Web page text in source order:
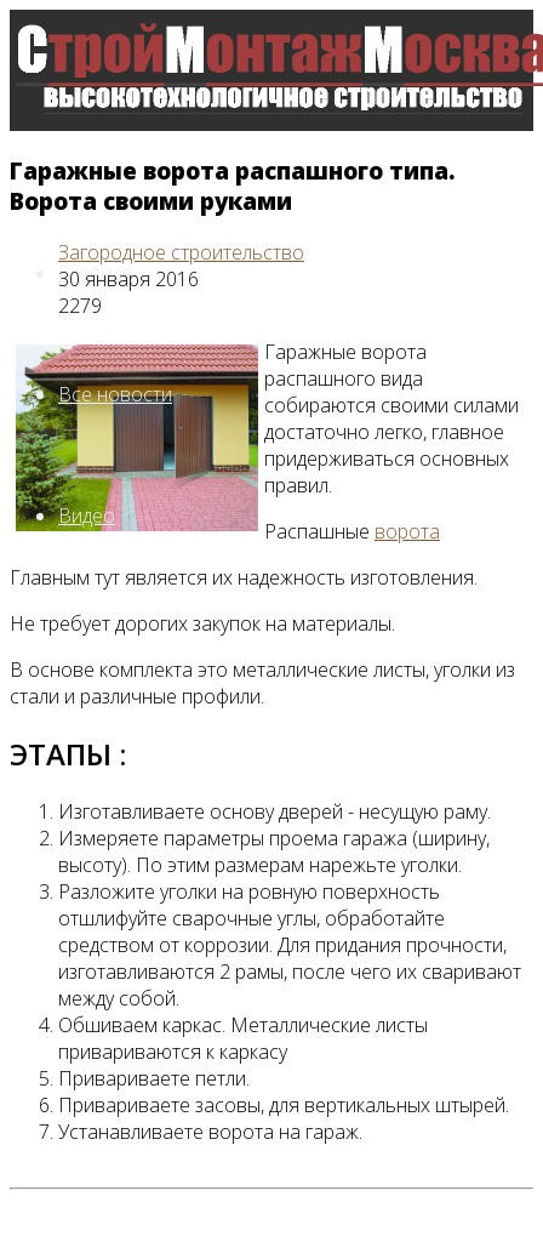
Главная
Все новости
Видео
Гаражные ворота распашного типа.
Ворота своими руками
Загородное строительство
30 января 2016
2279
Гаражные ворота
распашного вида
собираются своими силами
достаточно легко, главное
придерживаться основных
правил.
Распашные ворота
Главным тут является их надежность изготовления.
Не требует дорогих закупок на материалы.
В основе комплекта это металлические листы, уголки из
стали и различные профили.
ЭТАПЫ :
Изготавливаете основу дверей - несущую раму.
Измеряете параметры проема гаража (ширину,
высоту). По этим размерам нарежьте уголки.
Разложите уголки на ровную поверхность
отшлифуйте сварочные углы, обработайте
средством от коррозии. Для придания прочности,
изготавливаются 2 рамы, после чего их сваривают
между собой.
Обшиваем каркас. Металлические листы
привариваются к каркасу
Привариваете петли.
Привариваете засовы, для вертикальных штырей.
Устанавливаете ворота на гараж.